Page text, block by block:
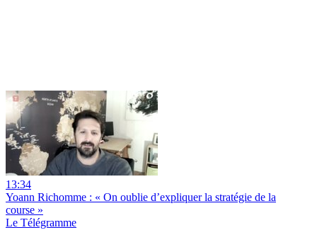
13:34
Yoann Richomme : « On oublie d’expliquer la stratégie de la
course »
Le Télégramme